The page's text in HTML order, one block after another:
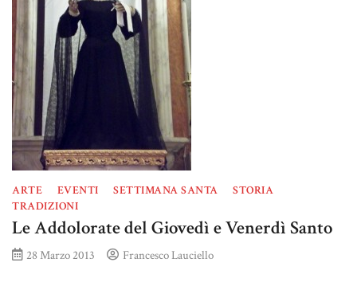
ARTE EVENTI SETTIMANA SANTA
STORIA
TRADIZIONI
Le Addolorate del Giovedì e Venerdì Santo
28 Marzo 2013 Francesco Lauciello